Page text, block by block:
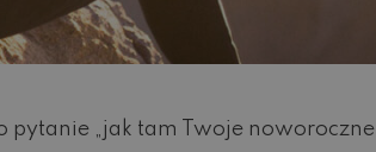
pytanie „jak tam Twoje noworoczne